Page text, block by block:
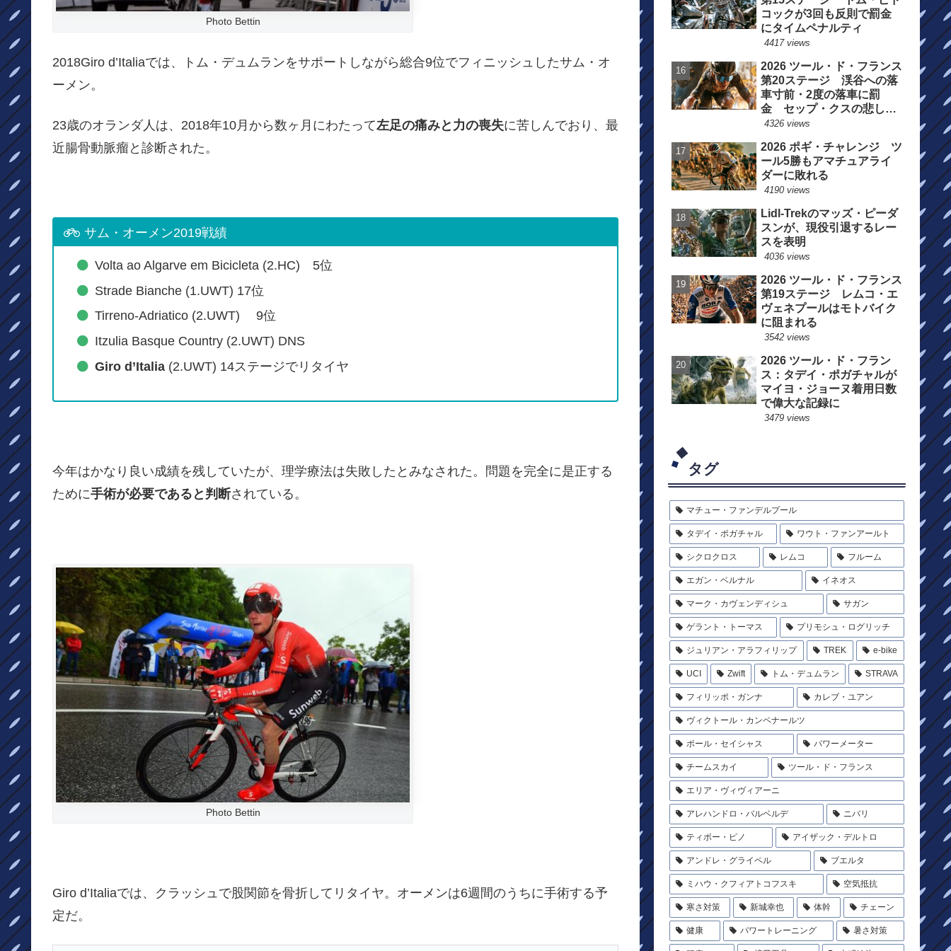
Photo Bettin
2018Giro d’Italiaでは、トム・デュムランをサポートしながら総合9位でフィニッシュしたサム・オ
ーメン。
23歳のオランダ人は、2018年10月から数ヶ月にわたって左足の痛みと力の喪失に苦しんでおり、最
近腸骨動脈瘤と診断された。
サム・オーメン2019戦績
Volta ao Algarve em Bicicleta (2.HC) 5位
Strade Bianche (1.UWT) 17位
Tirreno-Adriatico (2.UWT) 9位
Itzulia Basque Country (2.UWT) DNS
Giro d’Italia(2.UWT) 14ステージでリタイヤ
今年はかなり良い成績を残していたが、 理学療法は失敗したとみなされた。問題を完全に是正する
ために手術が必要であると判断されている。
Photo Bettin
Giro d’Italiaでは、クラッシュで股関節を骨折してリタイヤ。オーメンは6週間のうちに手術する予
定だ。
コックが3回も反則で罰金
にタイムペナルティ
4417 views
2026 ツール・ド・フランス
第20ステージ 渓谷への落
車寸前・2度の落車に罰
金 セップ・クスの悲しい
一日
4326 views
2026 ポギ・チャレンジ ツ
ール5勝もアマチュアライ
ダーに敗れる
4190 views
Lidl-Trekのマッズ・ピーダ
スンが、現役引退するレー
スを表明
4036 views
2026 ツール・ド・フランス
第19ステージ レムコ・エ
ヴェネプールはモトバイク
に阻まれる
3542 views
2026 ツール・ド・フラン
ス：タデイ・ポガチャルが
マイヨ・ジョーヌ着用日数
で偉大な記録に
3479 views
タグ
マチュー・ファンデルプール
タデイ・ポガチャル ワウト・ファンアールト
シクロクロス レムコ フルーム
エガン・ベルナル イネオス
マーク・カヴェンディシュ サガン
ゲラント・トーマス プリモシュ・ログリッチ
ジュリアン・アラフィリップ TREK e-bike
UCI Zwift トム・デュムラン STRAVA
フィリッポ・ガンナ カレブ・ユアン
ヴィクトール・カンペナールツ
ポール・セイシャス パワーメーター
チームスカイ ツール・ド・フランス
エリア・ヴィヴィアーニ
アレハンドロ・バルベルデ ニバリ
ティボー・ピノ アイザック・デルトロ
アンドレ・グライペル ブエルタ
ミハウ・クフィアトコフスキ 空気抵抗
寒さ対策 新城幸也 体幹 チェーン
健康 パワートレーニング 暑さ対策